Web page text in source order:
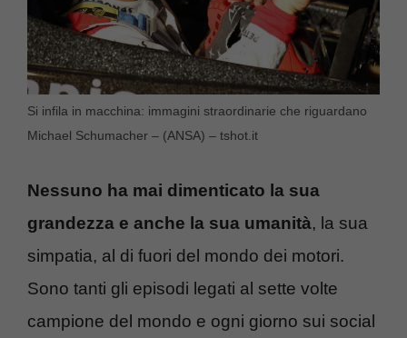
Si infila in macchina: immagini straordinarie che riguardano
Michael Schumacher – (ANSA) – tshot.it
Nessuno ha mai dimenticato la sua
grandezza e anche la sua umanità, la sua
simpatia, al di fuori del mondo dei motori.
Sono tanti gli episodi legati al sette volte
campione del mondo e ogni giorno sui social